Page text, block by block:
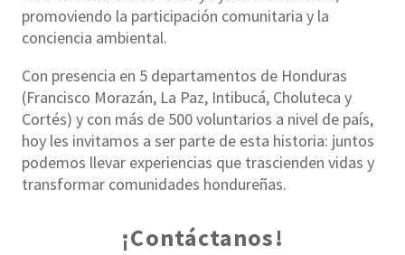
promoviendo la participación comunitaria y la
conciencia ambiental.
Con presencia en 5 departamentos de Honduras
(Francisco Morazán, La Paz, Intibucá, Choluteca y
Cortés) y con más de 500 voluntarios a nivel de país,
hoy les invitamos a ser parte de esta historia: juntos
podemos llevar experiencias que trascienden vidas y
transformar comunidades hondureñas.
¡Contáctanos!